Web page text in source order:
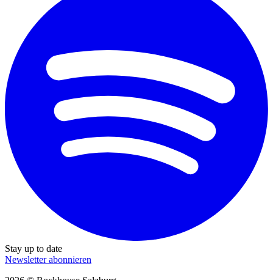
Stay up to date
Newsletter abonnieren